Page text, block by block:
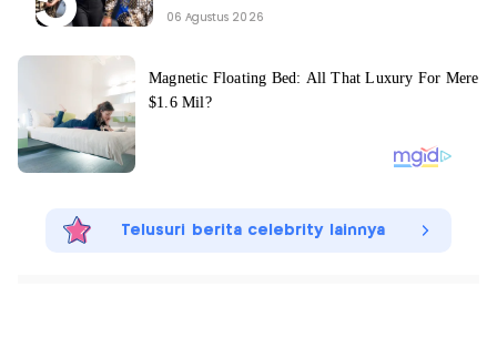
06 Agustus 2026
Telusuri berita celebrity lainnya